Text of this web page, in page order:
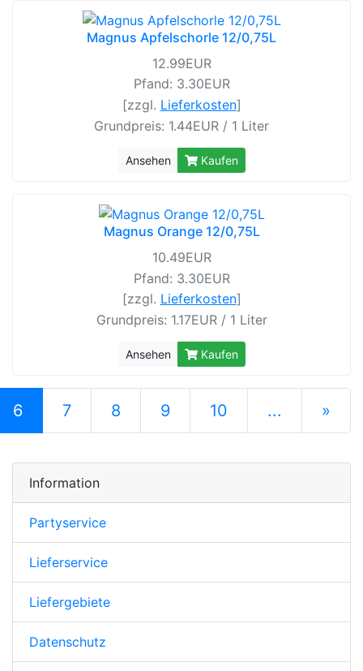
Magnus Apfelschorle 12/0,75L
12.99EUR
Pfand: 3.30EUR
[zzgl. Lieferkosten]
Grundpreis: 1.44EUR / 1 Liter
Ansehen Kaufen
Magnus Orange 12/0,75L
10.49EUR
Pfand: 3.30EUR
[zzgl. Lieferkosten]
Grundpreis: 1.17EUR / 1 Liter
Ansehen Kaufen
6(current)
7 8 9 10 ... »
Information
Partyservice
Lieferservice
Liefergebiete
Datenschutz